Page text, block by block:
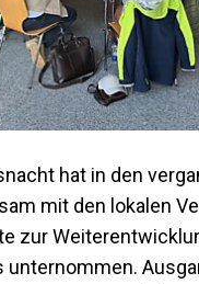
hat in den
mit den lokalen
zur
unternommen.